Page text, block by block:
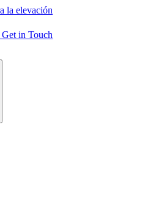
la elevación
in Touch